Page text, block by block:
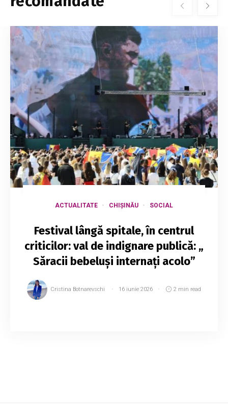
ACTUALITATE CHIȘINĂU SOCIAL
Festival lângă spitale, în centrul
criticilor: val de indignare publică: „
Săracii bebeluși internați acolo”
Cristina Botnarevschi 16 iunie 2026 2 min read